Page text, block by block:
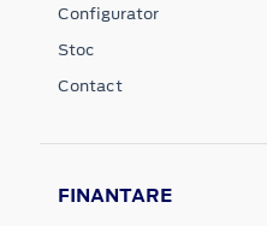
Configurator
Stoc
Contact
FINANTARE